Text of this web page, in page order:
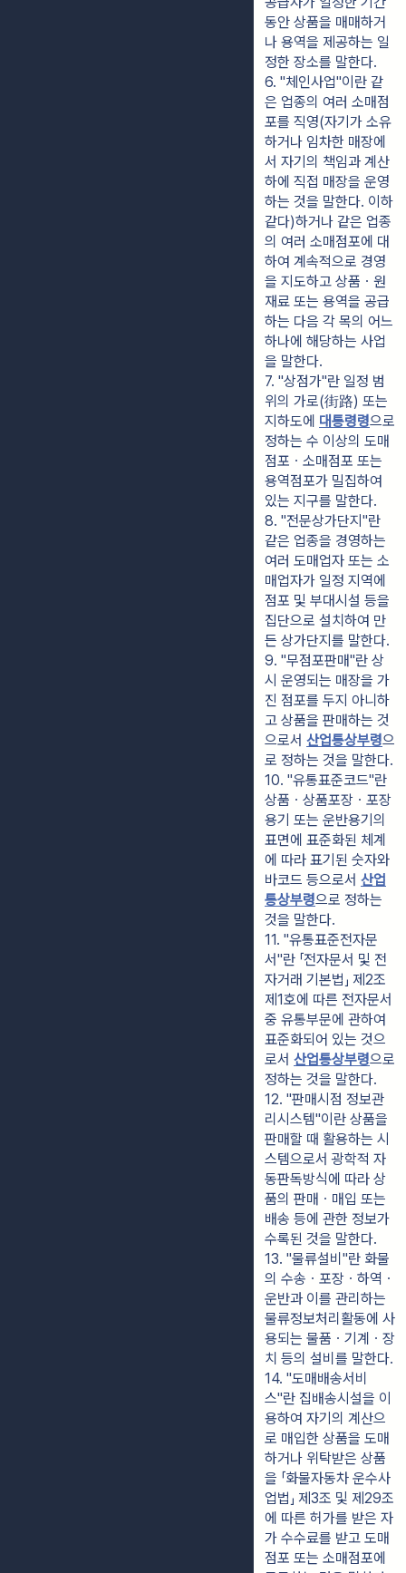
동안 상품을 매매하거
나 용역을 제공하는 일
정한 장소를 말한다.
6. "체인사업"이란 같
은 업종의 여러 소매점
포를 직영(자기가 소유
하거나 임차한 매장에
서 자기의 책임과 계산
하에 직접 매장을 운영
하는 것을 말한다. 이하
같다)하거나 같은 업종
의 여러 소매점포에 대
하여 계속적으로 경영
을 지도하고 상품ㆍ원
재료 또는 용역을 공급
하는 다음 각 목의 어느
하나에 해당하는 사업
을 말한다.
7. "상점가"란 일정 범
위의 가로(街路) 또는
지하도에 대통령령으로
정하는 수 이상의 도매
점포ㆍ소매점포 또는
용역점포가 밀집하여
있는 지구를 말한다.
8. "전문상가단지"란
같은 업종을 경영하는
여러 도매업자 또는 소
매업자가 일정 지역에
점포 및 부대시설 등을
집단으로 설치하여 만
든 상가단지를 말한다.
9. "무점포판매"란 상
시 운영되는 매장을 가
진 점포를 두지 아니하
고 상품을 판매하는 것
으로서 산업통상부령으
로 정하는 것을 말한다.
10. "유통표준코드"란
상품ㆍ상품포장ㆍ포장
용기 또는 운반용기의
표면에 표준화된 체계
에 따라 표기된 숫자와
바코드 등으로서 산업
통상부령으로 정하는
것을 말한다.
11. "유통표준전자문
서"란 「전자문서 및 전
자거래 기본법」 제2조
제1호에 따른 전자문서
중 유통부문에 관하여
표준화되어 있는 것으
로서 산업통상부령으로
정하는 것을 말한다.
12. "판매시점 정보관
리시스템"이란 상품을
판매할 때 활용하는 시
스템으로서 광학적 자
동판독방식에 따라 상
품의 판매ㆍ매입 또는
배송 등에 관한 정보가
수록된 것을 말한다.
13. "물류설비"란 화물
의 수송ㆍ포장ㆍ하역ㆍ
운반과 이를 관리하는
물류정보처리활동에 사
용되는 물품ㆍ기계ㆍ장
치 등의 설비를 말한다.
14. "도매배송서비
스"란 집배송시설을 이
용하여 자기의 계산으
로 매입한 상품을 도매
하거나 위탁받은 상품
을 「화물자동차 운수사
업법」 제3조 및 제29조
에 따른 허가를 받은 자
가 수수료를 받고 도매
점포 또는 소매점포에